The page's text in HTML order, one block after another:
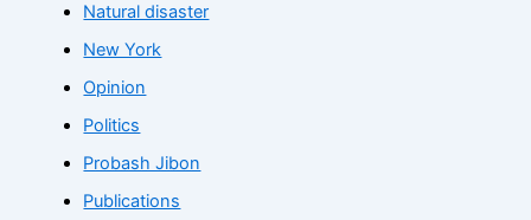
Natural disaster
New York
Opinion
Politics
Probash Jibon
Publications